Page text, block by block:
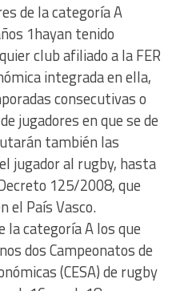
de la categoría A
1hayan tenido
club afiliado a la FER
integrada en ella,
consecutivas o
jugadores en que se de
también las
jugador al rugby, hasta
125/2008, que
el País Vasco.
la categoría A los que
dos Campeonatos de
(CESA) de rugby